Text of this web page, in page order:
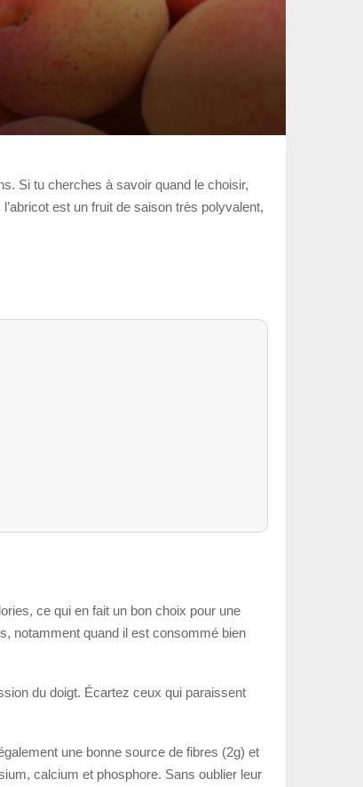
Si tu cherches à savoir quand le choisir,
est un fruit de saison très polyvalent,
ce qui en fait un bon choix pour une
notamment quand il est consommé bien
du doigt. Écartez ceux qui paraissent
une bonne source de fibres (2g) et
calcium et phosphore. Sans oublier leur